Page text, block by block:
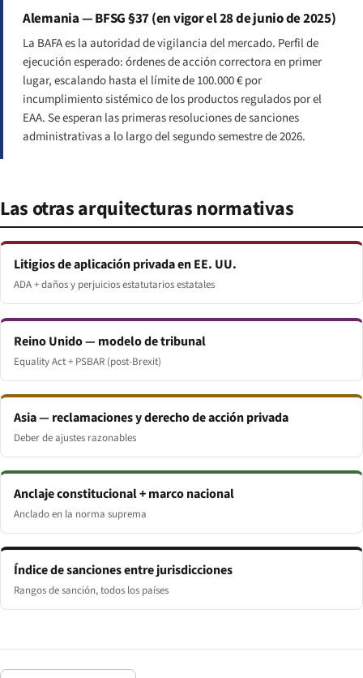
Alemania — BFSG §37 (en vigor el 28 de junio de 2025)
La BAFA es la autoridad de vigilancia del mercado. Perfil de
ejecución esperado: órdenes de acción correctora en primer
lugar, escalando hasta el límite de 100.000 € por
incumplimiento sistémico de los productos regulados por el
EAA. Se esperan las primeras resoluciones de sanciones
administrativas a lo largo del segundo semestre de 2026.
Las otras arquitecturas normativas
Litigios de aplicación privada en EE. UU.
ADA + daños y perjuicios estatutarios estatales
Reino Unido — modelo de tribunal
Equality Act + PSBAR (post-Brexit)
Asia — reclamaciones y derecho de acción privada
Deber de ajustes razonables
Anclaje constitucional + marco nacional
Anclado en la norma suprema
Índice de sanciones entre jurisdicciones
Rangos de sanción, todos los países